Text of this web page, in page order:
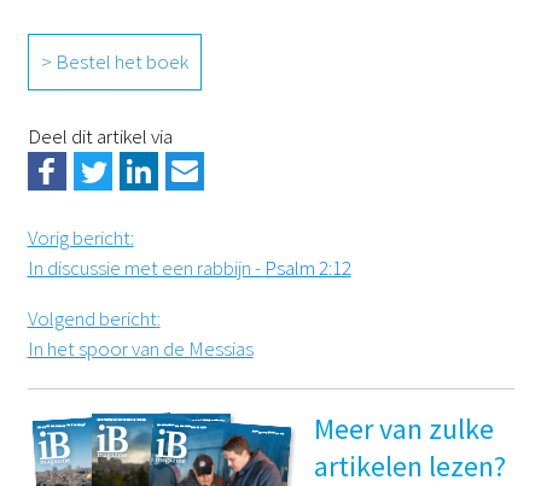
> Bestel het boek
Deel dit artikel via
Vorig bericht:
In discussie met een rabbijn - Psalm 2:12
Volgend bericht:
In het spoor van de Messias
Meer van zulke
artikelen lezen?